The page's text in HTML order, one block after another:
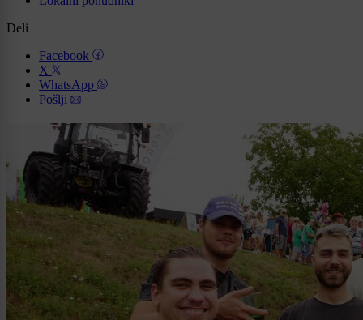
Deli
Facebook
X
WhatsApp
Pošlji